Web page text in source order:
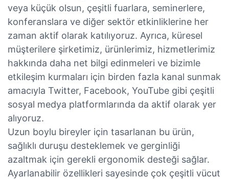
veya küçük olsun, çeşitli fuarlara, seminerlere,
konferanslara ve diğer sektör etkinliklerine her
zaman aktif olarak katılıyoruz. Ayrıca, küresel
müşterilere şirketimiz, ürünlerimiz, hizmetlerimiz
hakkında daha net bilgi edinmeleri ve bizimle
etkileşim kurmaları için birden fazla kanal sunmak
amacıyla Twitter, Facebook, YouTube gibi çeşitli
sosyal medya platformlarında da aktif olarak yer
alıyoruz.
Uzun boylu bireyler için tasarlanan bu ürün,
sağlıklı duruşu desteklemek ve gerginliği
azaltmak için gerekli ergonomik desteği sağlar.
Ayarlanabilir özellikleri sayesinde çok çeşitli vücut